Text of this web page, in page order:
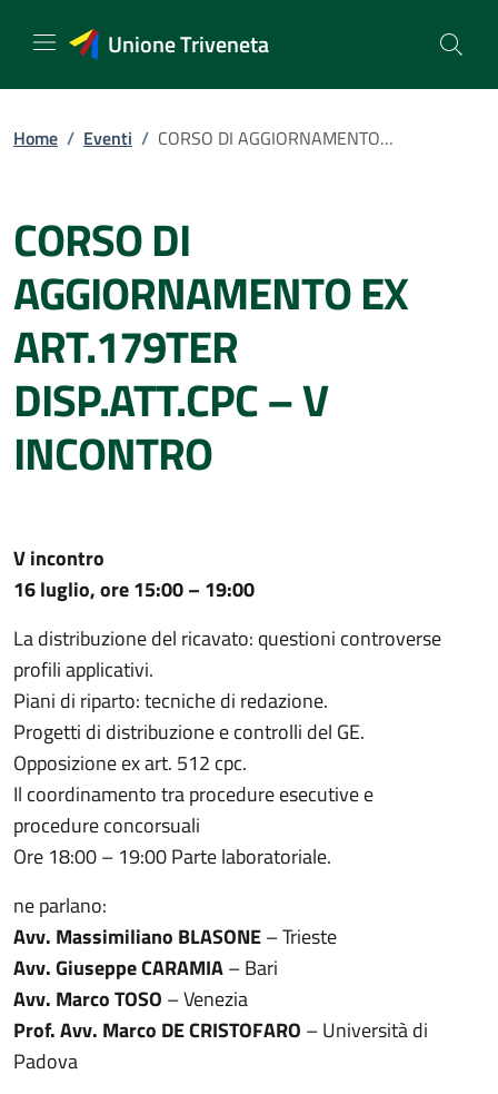
Unione Triveneta
Home / Eventi / CORSO DI AGGIORNAMENTO EX ART.179TER DISP.ATT.CPC – V INCONTRO
CORSO DI
AGGIORNAMENTO EX
ART.179TER
DISP.ATT.CPC – V
INCONTRO
V incontro
16 luglio, ore 15:00 – 19:00
La distribuzione del ricavato: questioni controverse
profili applicativi.
Piani di riparto: tecniche di redazione.
Progetti di distribuzione e controlli del GE.
Opposizione ex art. 512 cpc.
Il coordinamento tra procedure esecutive e
procedure concorsuali
Ore 18:00 – 19:00 Parte laboratoriale.
ne parlano:
Avv. Massimiliano BLASONE– Trieste
Avv. Giuseppe CARAMIA– Bari
Avv. Marco TOSO – Venezia
Prof. Avv. Marco DE CRISTOFARO – Università di
Padova